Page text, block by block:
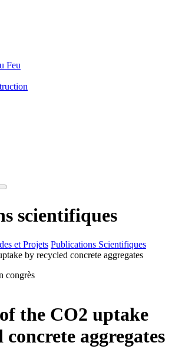
Feu
scientifiques
et Projets Publications Scientifiques
by recycled concrete aggregates
congrès
the CO2 uptake
aggregates